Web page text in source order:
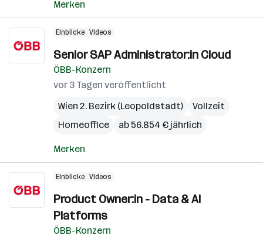
Merken
Einblicke Videos
Senior SAP Administrator:in Cloud
ÖBB-Konzern
vor 3 Tagen veröffentlicht
Wien 2. Bezirk (Leopoldstadt)
Vollzeit
Homeoffice
ab 56.854 € jährlich
Merken
Einblicke Videos
Product Owner:in - Data & AI
Platforms
ÖBB-Konzern